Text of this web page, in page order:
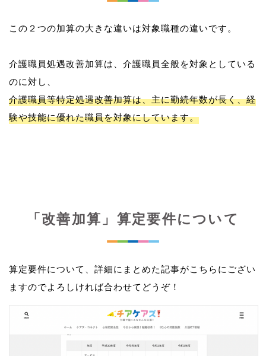
この２つの加算の大きな違いは対象職種の違いです。
介護職員処遇改善加算は、介護職員全般を対象としている
介護職員等特定処遇改善加算は、主に勤続年数が長く、経
験や技能に優れた職員を対象にしています。
「改善加算」算定要件について
算定要件について、詳細にまとめた記事がこちらにござい
ますのでよろしければ合わせてどうぞ！